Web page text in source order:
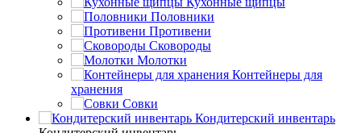
Половники
Противени
Сковороды
Молотки
Контейнеры для
хранения
Совки
Кондитерский инвентарь